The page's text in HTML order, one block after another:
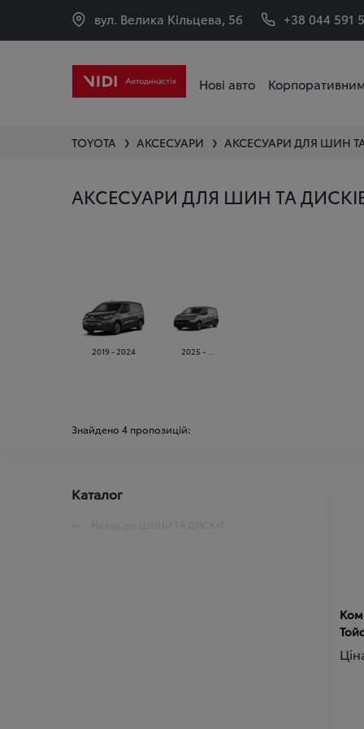
вул. Велика Кільцева, 56 +38 044 591
Нові авто
TOYOTA ❯ АКСЕСУАРИ ❯ АКСЕСУАРИ ДЛЯ ШИН
АКСЕСУАРИ ДЛЯ ШИН ТА ДИСКІВ
2019 - 2024 2025 - ...
Знайдено 4пропозицій:
Каталог